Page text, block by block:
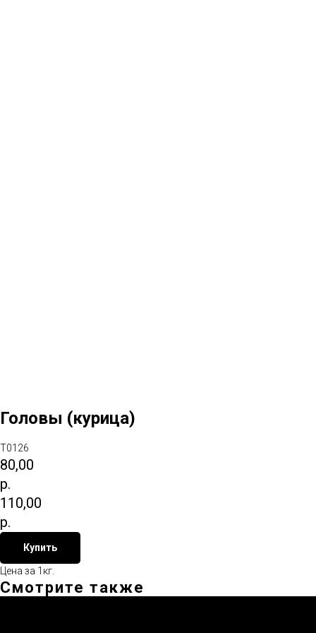
Головы (курица)
T0126
80,00
р.
110,00
р.
Купить
Цена за 1кг.
Смотрите также